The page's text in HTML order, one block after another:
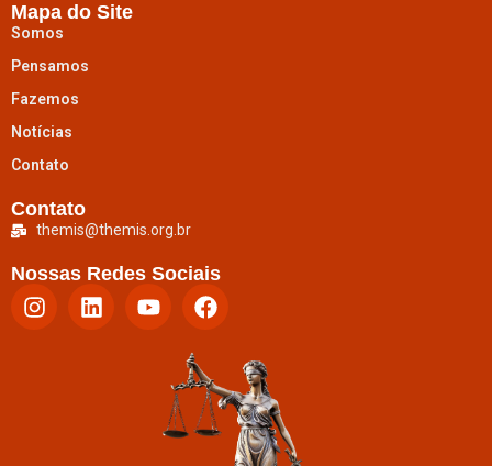
Mapa do Site
Somos
Pensamos
Fazemos
Notícias
Contato
Contato
themis@themis.org.br
Nossas Redes Sociais